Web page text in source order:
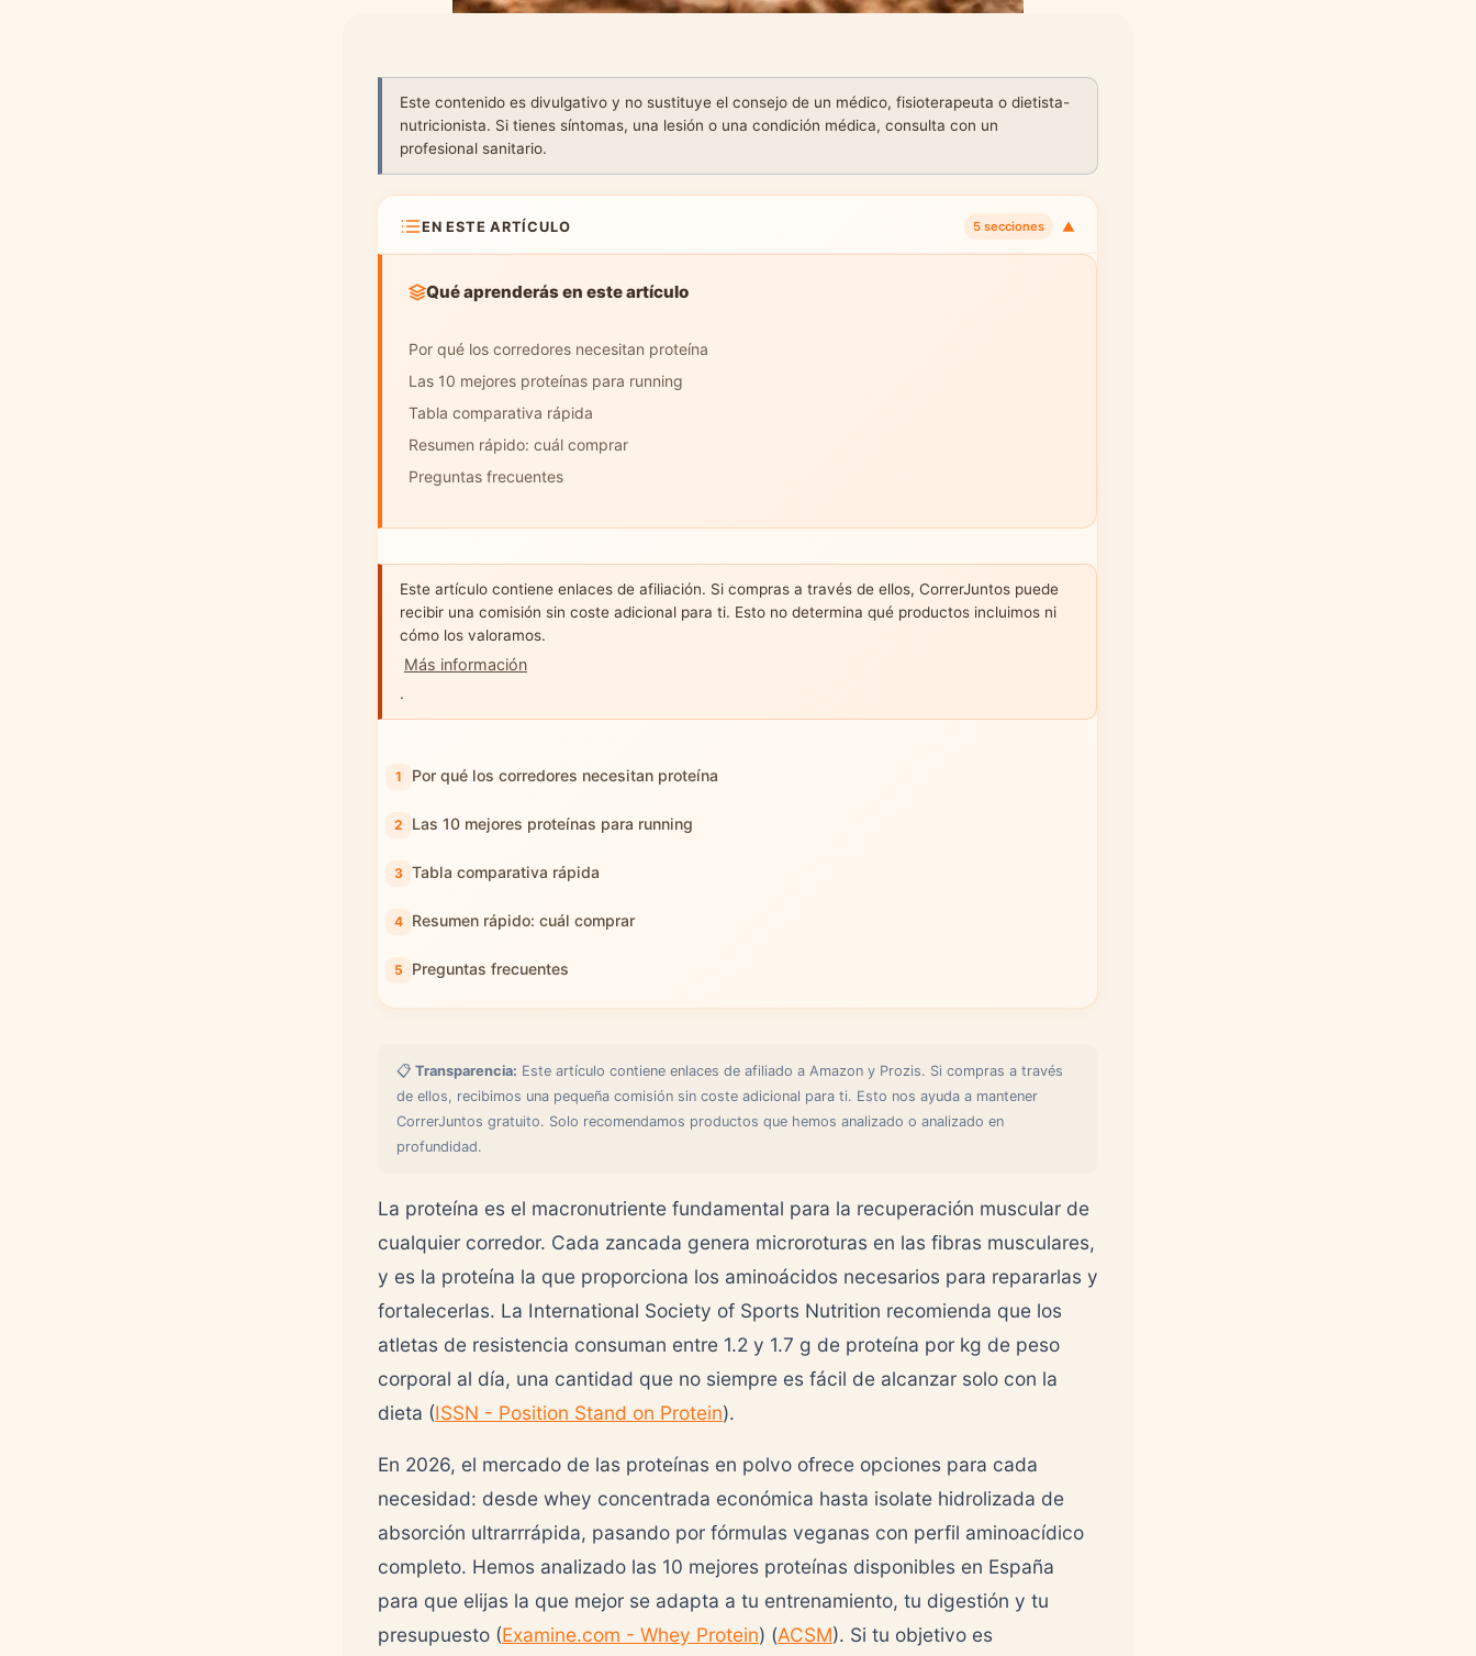
Este contenido es divulgativo y no sustituye el consejo de un médico, fisioterapeuta o dietista-
nutricionista. Si tienes síntomas, una lesión o una condición médica, consulta con un
profesional sanitario.
EN ESTE ARTÍCULO 5 secciones ▼
Qué aprenderás en este artículo
Por qué los corredores necesitan proteína
Las 10 mejores proteínas para running
Tabla comparativa rápida
Resumen rápido: cuál comprar
Preguntas frecuentes
Este artículo contiene enlaces de afiliación. Si compras a través de ellos, CorrerJuntos puede
recibir una comisión sin coste adicional para ti. Esto no determina qué productos incluimos ni
cómo los valoramos.
Más información
.
Por qué los corredores necesitan proteína
Las 10 mejores proteínas para running
Tabla comparativa rápida
Resumen rápido: cuál comprar
Preguntas frecuentes
📋 Transparencia: Este artículo contiene enlaces de afiliado a Amazon y Prozis. Si compras a través
de ellos, recibimos una pequeña comisión sin coste adicional para ti. Esto nos ayuda a mantener
CorrerJuntos gratuito. Solo recomendamos productos que hemos analizado o analizado en
profundidad.
La proteína es el macronutriente fundamental para la recuperación muscular de
cualquier corredor. Cada zancada genera microroturas en las fibras musculares,
y es la proteína la que proporciona los aminoácidos necesarios para repararlas y
fortalecerlas. La International Society of Sports Nutrition recomienda que los
atletas de resistencia consuman entre 1.2 y 1.7 g de proteína por kg de peso
corporal al día, una cantidad que no siempre es fácil de alcanzar solo con la
dieta (ISSN - Position Stand on Protein).
En 2026, el mercado de las proteínas en polvo ofrece opciones para cada
necesidad: desde whey concentrada económica hasta isolate hidrolizada de
absorción ultrarrrápida, pasando por fórmulas veganas con perfil aminoacídico
completo. Hemos analizado las 10 mejores proteínas disponibles en España
para que elijas la que mejor se adapta a tu entrenamiento, tu digestión y tu
presupuesto (Examine.com - Whey Protein) (ACSM). Si tu objetivo es